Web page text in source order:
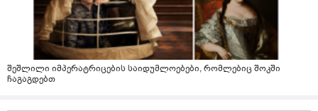
შეშლილი იმპერატრიცების საიდუმლოებები, რომლებიც შოკში
ჩაგაგდებთ